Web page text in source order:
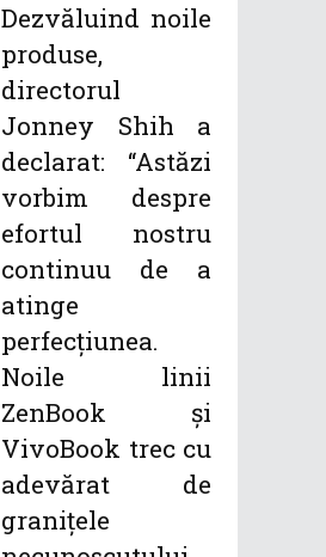
Dezvăluind noile
produse,
directorul
Jonney Shih a
declarat: “Astăzi
vorbim despre
efortul nostru
continuu de a
atinge
perfecțiunea.
Noile linii
ZenBook și
VivoBook trec cu
adevărat de
granițele